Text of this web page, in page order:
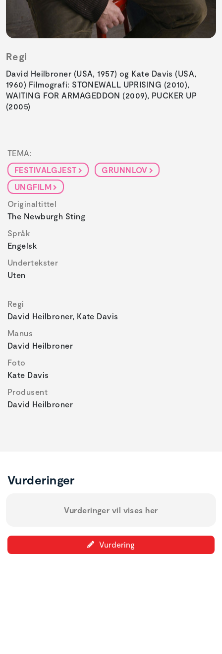
Regi
David Heilbroner (USA, 1957) og Kate Davis (USA,
1960) Filmografi: STONEWALL UPRISING (2010),
WAITING FOR ARMAGEDDON (2009), PUCKER UP
(2005)
TEMA:
FESTIVALGJEST
GRUNNLOV
UNGFILM
Originaltittel
The Newburgh Sting
Språk
Engelsk
Undertekster
Uten
Regi
David Heilbroner, Kate Davis
Manus
David Heilbroner
Foto
Kate Davis
Produsent
David Heilbroner
Vurderinger
Vurderinger vil vises her
Vurdering